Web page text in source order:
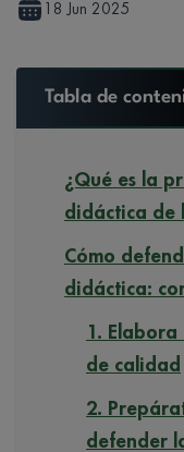
18 Jun 2025
Tabla de
¿Qué es la
didáctica de
Cómo
didáctica:
1.
de calidad
2.
defender